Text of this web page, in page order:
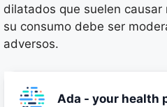
dilatados que suelen causar
su consumo debe ser
adversos.
Ada - your health